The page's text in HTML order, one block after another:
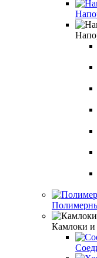
Камлоки и